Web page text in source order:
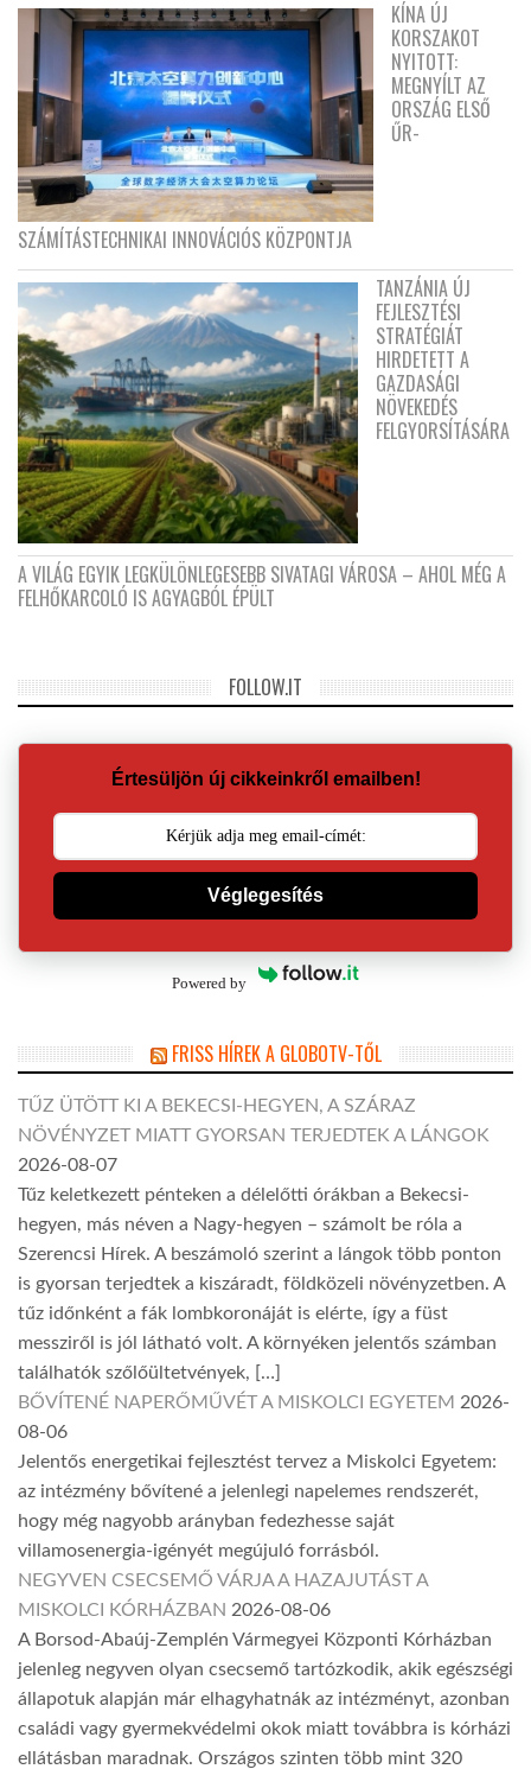
KÍNA ÚJ
KORSZAKOT
NYITOTT:
MEGNYÍLT AZ
ORSZÁG ELSŐ
ŰR-
SZÁMÍTÁSTECHNIKAI INNOVÁCIÓS KÖZPONTJA
TANZÁNIA ÚJ
FEJLESZTÉSI
STRATÉGIÁT
HIRDETETT A
GAZDASÁGI
NÖVEKEDÉS
FELGYORSÍTÁSÁRA
A VILÁG EGYIK LEGKÜLÖNLEGESEBB SIVATAGI VÁROSA – AHOL MÉG A
FELHŐKARCOLÓ IS AGYAGBÓL ÉPÜLT
FOLLOW.IT
Értesüljön új cikkeinkről emailben!
Véglegesítés
Powered by
FRISS HÍREK A GLOBOTV-TŐL
TŰZ ÜTÖTT KI A BEKECSI-HEGYEN, A SZÁRAZ
NÖVÉNYZET MIATT GYORSAN TERJEDTEK A LÁNGOK
2026-08-07
Tűz keletkezett pénteken a délelőtti órákban a Bekecsi-
hegyen, más néven a Nagy-hegyen – számolt be róla a
Szerencsi Hírek. A beszámoló szerint a lángok több ponton
is gyorsan terjedtek a kiszáradt, földközeli növényzetben. A
tűz időnként a fák lombkoronáját is elérte, így a füst
messziről is jól látható volt. A környéken jelentős számban
találhatók szőlőültetvények, […]
BŐVÍTENÉ NAPERŐMŰVÉT A MISKOLCI EGYETEM 2026-
08-06
Jelentős energetikai fejlesztést tervez a Miskolci Egyetem:
az intézmény bővítené a jelenlegi napelemes rendszerét,
hogy még nagyobb arányban fedezhesse saját
villamosenergia-igényét megújuló forrásból.
NEGYVEN CSECSEMŐ VÁRJA A HAZAJUTÁST A
MISKOLCI KÓRHÁZBAN 2026-08-06
A Borsod-Abaúj-Zemplén Vármegyei Központi Kórházban
jelenleg negyven olyan csecsemő tartózkodik, akik egészségi
állapotuk alapján már elhagyhatnák az intézményt, azonban
családi vagy gyermekvédelmi okok miatt továbbra is kórházi
ellátásban maradnak. Országos szinten több mint 320